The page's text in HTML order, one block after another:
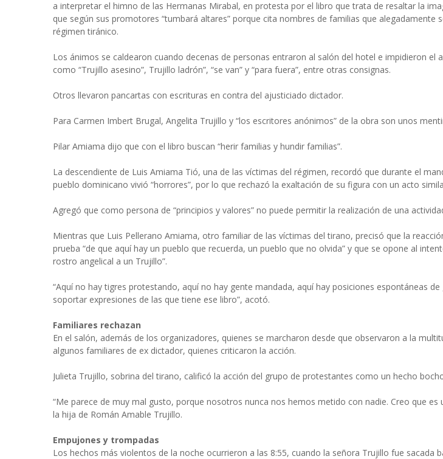
a interpretar el himno de las Hermanas Mirabal, en protesta por el libro que trata de resaltar la
que según sus promotores “tumbará altares” porque cita nombres de familias que alegadamente
régimen tiránico.
Los ánimos se caldearon cuando decenas de personas entraron al salón del hotel e impidieron el
como “Trujillo asesino”, Trujillo ladrón”, “se van” y “para fuera”, entre otras consignas.
Otros llevaron pancartas con escrituras en contra del ajusticiado dictador.
Para Carmen Imbert Brugal, Angelita Trujillo y “los escritores anónimos” de la obra son unos
Pilar Amiama dijo que con el libro buscan “herir familias y hundir familias”.
La descendiente de Luis Amiama Tió, una de las víctimas del régimen, recordó que durante el
pueblo dominicano vivió “horrores”, por lo que rechazó la exaltación de su figura con un acto
Agregó que como persona de “principios y valores” no puede permitir la realización de una
Mientras que Luis Pellerano Amiama, otro familiar de las víctimas del tirano, precisó que la
prueba “de que aquí hay un pueblo que recuerda, un pueblo que no olvida” y que se opone al
rostro angelical a un Trujillo”.
“Aquí no hay tigres protestando, aquí no hay gente mandada, aquí hay posiciones espontáneas
soportar expresiones de las que tiene ese libro”, acotó.
Familiares rechazan
En el salón, además de los organizadores, quienes se marcharon desde que observaron a la
algunos familiares de ex dictador, quienes criticaron la acción.
Julieta Trujillo, sobrina del tirano, calificó la acción del grupo de protestantes como un hecho
“Me parece de muy mal gusto, porque nosotros nunca nos hemos metido con nadie. Creo que es
la hija de Román Amable Trujillo.
Empujones y trompadas
Los hechos más violentos de la noche ocurrieron a las 8:55, cuando la señora Trujillo fue sacada